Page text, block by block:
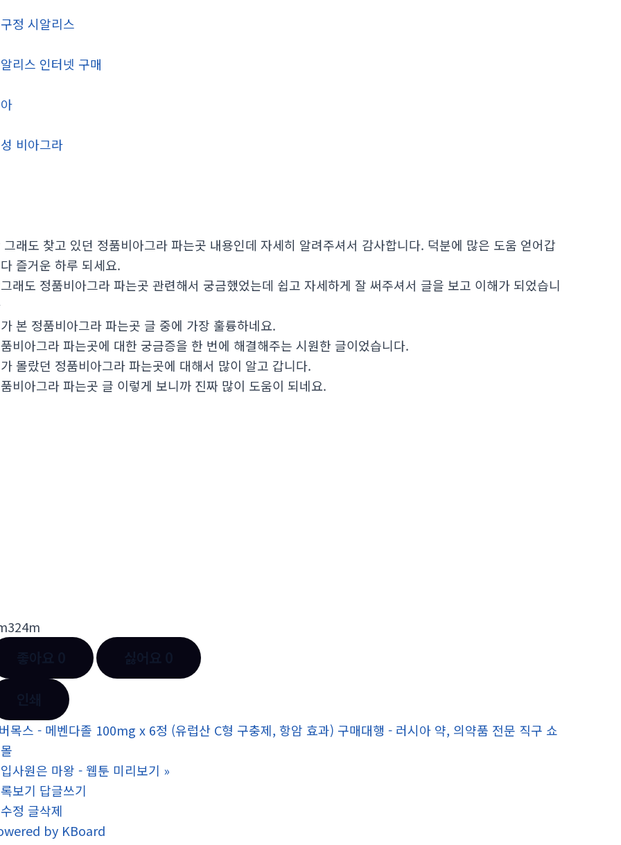
정 시알리스
리스 인터넷 구매
비아그라
그래도 찾고 있던 정품비아그라 파는곳 내용인데 자세히 알려주셔서 감사합니다. 덕분에 많은 도움 얻어갑
즐거운 하루 되세요.
래도 정품비아그라 파는곳 관련해서 궁금했었는데 쉽고 자세하게 잘 써주셔서 글을 보고 이해가 되었습니
본 정품비아그라 파는곳 글 중에 가장 훌륭하네요.
비아그라 파는곳에 대한 궁금증을 한 번에 해결해주는 시원한 글이었습니다.
몰랐던 정품비아그라 파는곳에 대해서 많이 알고 갑니다.
비아그라 파는곳 글 이렇게 보니까 진짜 많이 도움이 되네요.
목스 - 메벤다졸 100mg x 6정 (유럽산 C형 구충제, 항암 효과) 구매대행 - 러시아 약, 의약품 전문 직구 쇼
사원은 마왕 - 웹툰 미리보기 »
보기 답글쓰기
정 글삭제
by KBoard